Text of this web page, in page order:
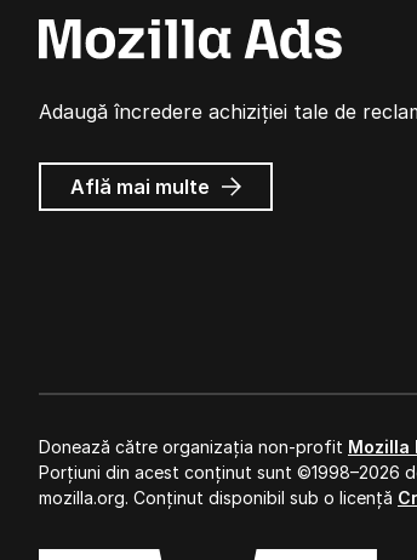
Adaugă încredere achiziției tale de
Află mai multe despre
Reclame
Donează către organizația non-profit Mozilla
Porțiuni din acest conținut sunt ©1998–2026
mozilla.org. Conținut disponibil sub o licență